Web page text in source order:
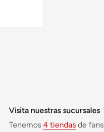
Visita nuestras sucursales
Tenemos4 tiendas de fans